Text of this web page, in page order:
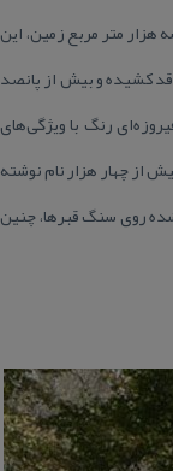
هزار متر مربع زمین، این
كشیده و بیش از پانصد
رنگ با ویژگی‌های
یادبود قرار دارد كه روی آنها بیش از چهار هزار نام نوشته
روی سنگ‌‌ قبرها، چنین